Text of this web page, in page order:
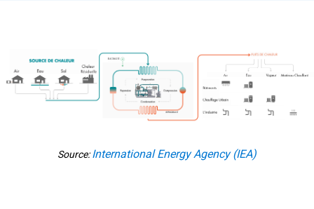
Source:International Energy Agency (IEA)